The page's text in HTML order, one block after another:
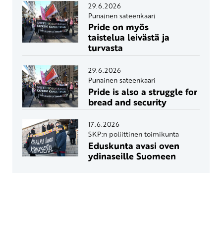
29.6.2026
Punainen sateenkaari
Pride on myös
taistelua leivästä ja
turvasta
29.6.2026
Punainen sateenkaari
Pride is also a struggle for
bread and security
17.6.2026
SKP:n poliittinen toimikunta
Eduskunta avasi oven
ydinaseille Suomeen